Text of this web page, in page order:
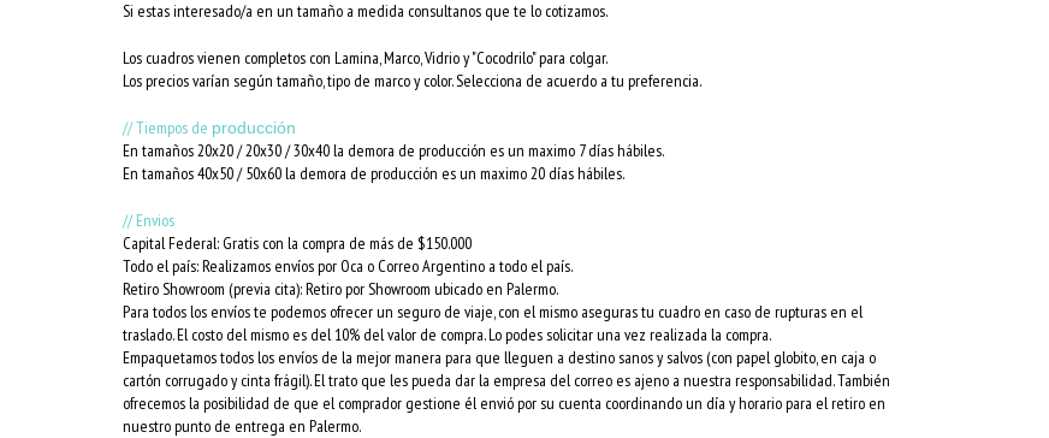
Si estas interesado/a en un tamaño a medida consultanos que te lo cotizamos.
Los cuadros vienen completos con Lamina, Marco, Vidrio y "Cocodrilo" para colgar.
Los precios varían según tamaño, tipo de marco y color. Selecciona de acuerdo a tu preferencia.
// Tiempos de producción
En tamaños 20x20 / 20x30 / 30x40 la demora de producción es un maximo 7 días hábiles.
En tamaños 40x50 / 50x60 la demora de producción es un maximo 20 días hábiles.
// Envios
Capital Federal: Gratis con la compra de más de $150.000
Todo el país: Realizamos envíos por Oca o Correo Argentino a todo el país.
Retiro Showroom (previa cita): Retiro por Showroom ubicado en Palermo.
Para todos los envíos te podemos ofrecer un seguro de viaje, con el mismo aseguras tu cuadro en caso de rupturas en el
traslado. El costo del mismo es del 10% del valor de compra. Lo podes solicitar una vez realizada la compra.
Empaquetamos todos los envíos de la mejor manera para que lleguen a destino sanos y salvos (con papel globito, en caja o
cartón corrugado y cinta frágil). El trato que les pueda dar la empresa del correo es ajeno a nuestra responsabilidad. También
ofrecemos la posibilidad de que el comprador gestione él envió por su cuenta coordinando un día y horario para el retiro en
nuestro punto de entrega en Palermo.